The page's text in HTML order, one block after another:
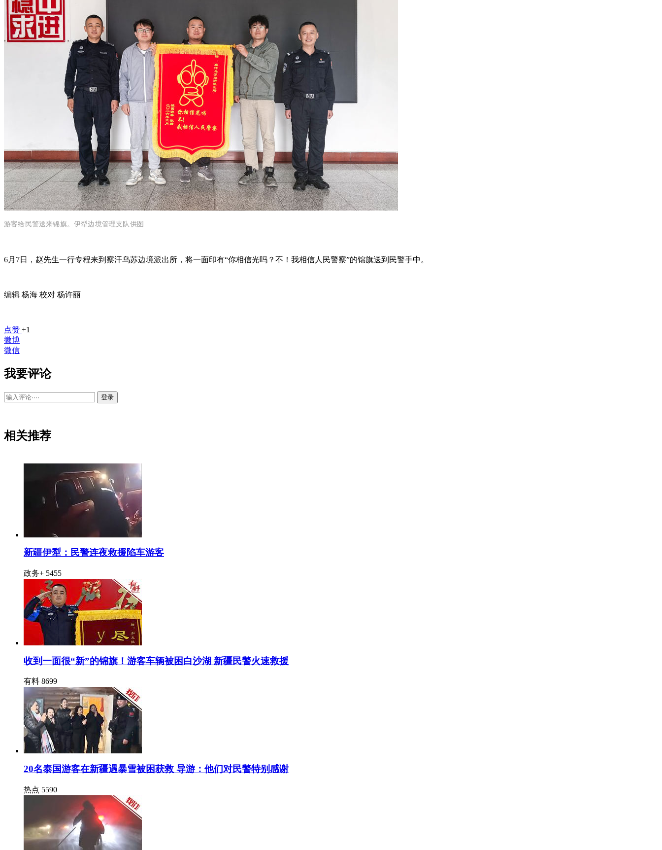
游客给民警送来锦旗。伊犁边境管理支队供图
6月7日，赵先生一行专程来到察汗乌苏边境派出所，将一面印有“你相信光吗？不！我相信人民警察”的锦旗送到民警手中。
编辑 杨海 校对 杨许丽
点赞 +1
微博
微信
我要评论
登录
相关推荐
新疆伊犁：民警连夜救援陷车游客
政务+ 5455
收到一面很“新”的锦旗！游客车辆被困白沙湖 新疆民警火速救援
有料 8699
20名泰国游客在新疆遇暴雪被困获救 导游：他们对民警特别感谢
热点 5590